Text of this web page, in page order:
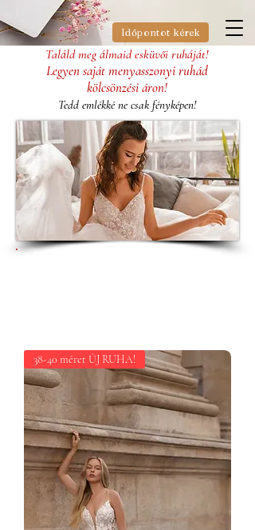
Időpontot kérek
Találd meg álmaid esküvői ruháját!
Legyen saját menyasszonyi ruhád
kölcsönzési áron!
Tedd emlékké ne csak fényképen!
38-40 méret ÚJ RUHA!